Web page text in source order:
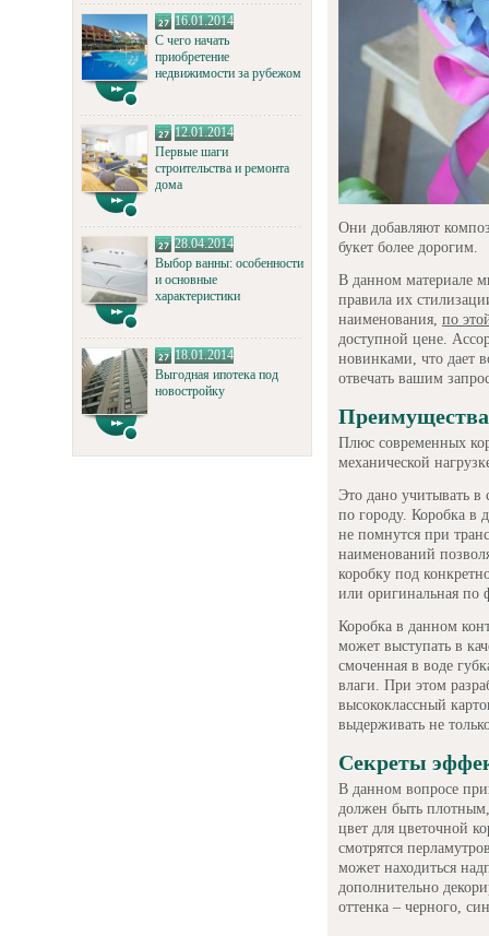
16.01.2014
С чего начать
приобретение
недвижимости за рубежом
12.01.2014
Первые шаги
строительства и ремонта
дома
28.04.2014
Выбор ванны: особенности
и основные
характеристики
18.01.2014
Выгодная ипотека под
новостройку
Они добавляют
букет более дорогим.
В данном материале
правила их
наименования, по
доступной цене.
новинками, что дает
отвечать вашим
Плюс современных
механической
Это дано учитывать в
по городу. Коробка в
не помнутся при
наименований
коробку под
или оригинальная по
Коробка в данном
может выступать в
смоченная в воде
влаги. При этом
высококлассный
выдерживать не
Секреты
В данном вопросе
должен быть
цвет для цветочной
смотрятся
может находиться
дополнительно
оттенка – черного,